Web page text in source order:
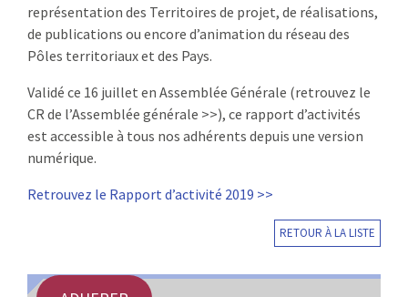
JURIDIQUE
EUROPE
EMPLOI
représentation des Territoires de projet, de réalisations,
de publications ou encore d’animation du réseau des
Pôles territoriaux et des Pays.
Validé ce 16 juillet en Assemblée Générale (retrouvez le
CR de l’Assemblée générale >>), ce rapport d’activités
est accessible à tous nos adhérents depuis une version
numérique.
Retrouvez le Rapport d’activité 2019 >>
RETOUR À LA LISTE